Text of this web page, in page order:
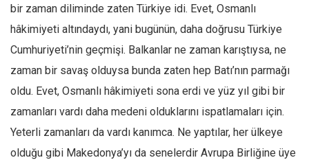
Manzara
Sağlık
Hayat
Türkiye
Siyaset
Dünya
bir zaman diliminde zaten Türkiye idi. Evet, Osmanlı
hâkimiyeti altındaydı, yani bugünün, daha doğrusu Türkiye
Cumhuriyeti’nin geçmişi. Balkanlar ne zaman karıştıysa, ne
zaman bir savaş olduysa bunda zaten hep Batı’nın parmağı
oldu. Evet, Osmanlı hâkimiyeti sona erdi ve yüz yıl gibi bir
zamanları vardı daha medeni olduklarını ispatlamaları için.
Yeterli zamanları da vardı kanımca. Ne yaptılar, her ülkeye
olduğu gibi Makedonya’yı da senelerdir Avrupa Birliğine üye